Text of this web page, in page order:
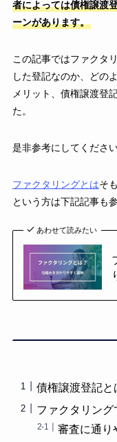
者によっては債権譲渡
ーンがあります。
この記事ではファクタ
した登記なのか、どの
メリット、債権譲渡登
た。
是非参考にしてください
ファクタリングとはそ
という方は下記記事も
あわせて読みたい
債権譲渡登記と
ファクタリング
審査に通り